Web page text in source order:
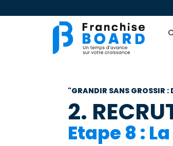
"GRANDIR SANS GROSSIR :
2.
Etape 8 :